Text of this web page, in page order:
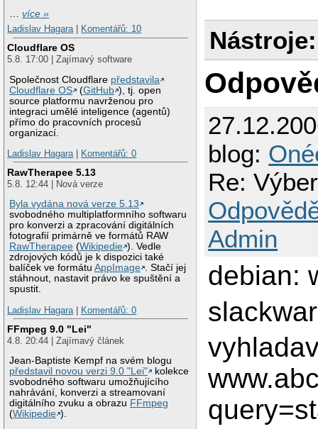
…více »
Ladislav Hagara| Komentářů: 10
Cloudflare OS
5.8. 17:00 | Zajímavý software
Společnost Cloudflare představila
Cloudflare OS
(GitHub ), tj. open
source platformu navrženou pro
integraci umělé inteligence (agentů)
přímo do pracovních procesů
organizací.
Ladislav Hagara| Komentářů: 0
RawTherapee 5.13
5.8. 12:44 | Nová verze
Byla vydána nová verze 5.13
svobodného multiplatformního softwaru
pro konverzi a zpracování digitálních
fotografií primárně ve formátů RAW
RawTherapee (Wikipedie ). Vedle
zdrojových kódů je k dispozici také
balíček ve formátuAppImage . Stačí jej
stáhnout, nastavit právo ke spuštění a
spustit.
Ladislav Hagara| Komentářů: 0
FFmpeg 9.0 "Lei"
4.8. 20:44 | Zajímavý článek
Jean-Baptiste Kempf na svém blogu
představil novou verzi 9.0 "Lei"
kolekce
svobodného softwaru umožňujícího
nahrávání, konverzi a streamovaní
digitálního zvuku a obrazu FFmpeg
(Wikipedie ).
Nástroje:
blog:
Re:
Admin
debian: